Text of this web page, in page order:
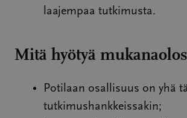
laajempaa tutkimusta.
Mitä hyötyä
Potilaan osallisuus on yhä
tutkimushankkeissakin;